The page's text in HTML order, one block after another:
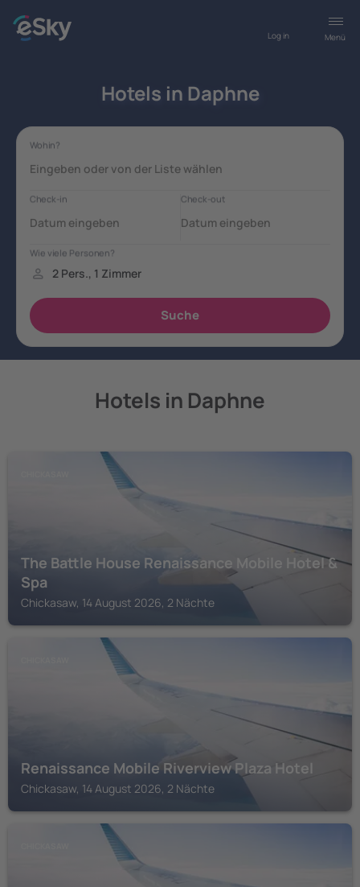
Menü
Log in
Hotels in Daphne
Hotels in Daphne
The Battle House Renaissance Mobile Hotel &
Spa
Chickasaw, 14 August 2026, 2 Nächte
Renaissance Mobile Riverview Plaza Hotel
Chickasaw, 14 August 2026, 2 Nächte